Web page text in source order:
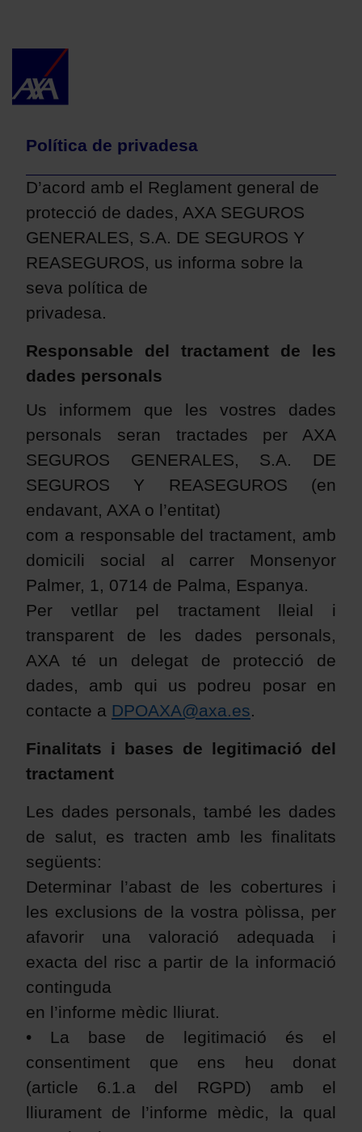
Politica de Privacidad
Política de privadesa
D’acord amb el Reglament general de
protecció de dades, AXA SEGUROS
GENERALES, S.A. DE SEGUROS Y
REASEGUROS, us informa sobre la
seva política de
privadesa.
Responsable del tractament de les
dades personals
Us informem que les vostres dades
personals seran tractades per AXA
SEGUROS GENERALES, S.A. DE
SEGUROS Y REASEGUROS (en
endavant, AXA o l’entitat)
com a responsable del tractament, amb
domicili social al carrer Monsenyor
Palmer, 1, 0714 de Palma, Espanya.
Per vetllar pel tractament lleial i
transparent de les dades personals,
AXA té un delegat de protecció de
dades, amb qui us podreu posar en
contacte a DPOAXA@axa.es.
Finalitats i bases de legitimació del
tractament
Les dades personals, també les dades
de salut, es tracten amb les finalitats
següents:
Determinar l’abast de les cobertures i
les exclusions de la vostra pòlissa, per
afavorir una valoració adequada i
exacta del risc a partir de la informació
continguda
en l’informe mèdic lliurat.
• La base de legitimació és el
consentiment que ens heu donat
(article 6.1.a del RGPD) amb el
lliurament de l’informe mèdic, la qual